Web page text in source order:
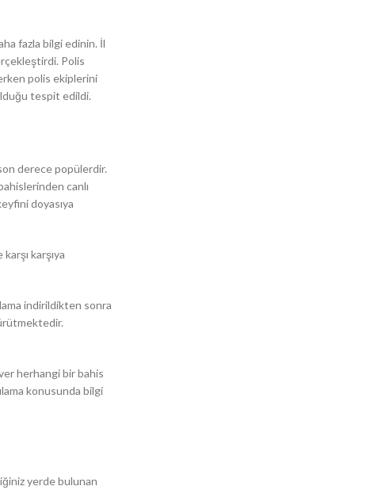
fazla bilgi edinin. İl
Polis
polis ekiplerini
tespit edildi.
derece popülerdir.
canlı
doyasıya
karşıya
indirildikten sonra
herhangi bir bahis
konusunda bilgi
yerde bulunan